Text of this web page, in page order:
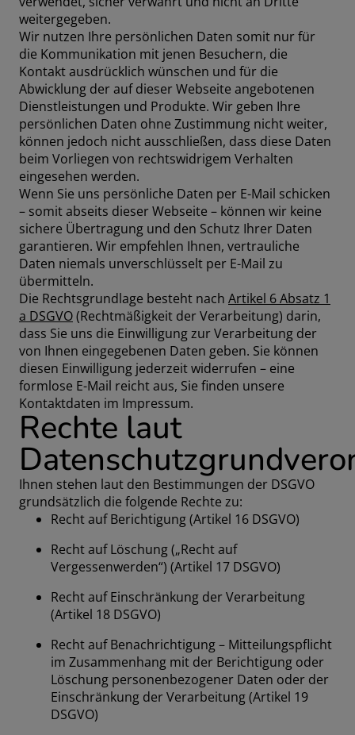
weitergegeben.
Wir nutzen Ihre persönlichen Daten somit nur für
die Kommunikation mit jenen Besuchern, die
Kontakt ausdrücklich wünschen und für die
Abwicklung der auf dieser Webseite angebotenen
Dienstleistungen und Produkte. Wir geben Ihre
persönlichen Daten ohne Zustimmung nicht weiter,
können jedoch nicht ausschließen, dass diese Daten
beim Vorliegen von rechtswidrigem Verhalten
eingesehen werden.
Wenn Sie uns persönliche Daten per E-Mail schicken
– somit abseits dieser Webseite – können wir keine
sichere Übertragung und den Schutz Ihrer Daten
garantieren. Wir empfehlen Ihnen, vertrauliche
Daten niemals unverschlüsselt per E-Mail zu
übermitteln.
Die Rechtsgrundlage besteht nach Artikel 6 Absatz 1
a DSGVO(Rechtmäßigkeit der Verarbeitung) darin,
dass Sie uns die Einwilligung zur Verarbeitung der
von Ihnen eingegebenen Daten geben. Sie können
diesen Einwilligung jederzeit widerrufen – eine
formlose E-Mail reicht aus, Sie finden unsere
Kontaktdaten im Impressum.
Rechte laut
Ihnen stehen laut den Bestimmungen der DSGVO
grundsätzlich die folgende Rechte zu:
Recht auf Berichtigung (Artikel 16 DSGVO)
Recht auf Löschung („Recht auf
Vergessenwerden“) (Artikel 17 DSGVO)
Recht auf Einschränkung der Verarbeitung
(Artikel 18 DSGVO)
Recht auf Benachrichtigung – Mitteilungspflicht
im Zusammenhang mit der Berichtigung oder
Löschung personenbezogener Daten oder der
Einschränkung der Verarbeitung (Artikel 19
DSGVO)